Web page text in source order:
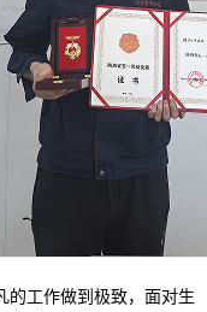
的工作做到极致，面对生